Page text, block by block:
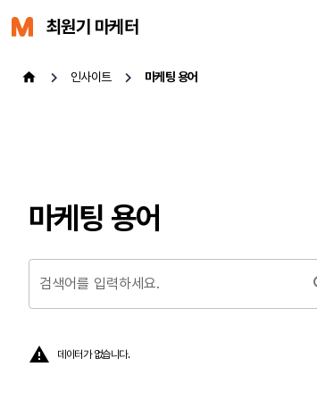
최원기 마케터
인사이트 마케팅 용어
마케팅 용어
검색어를 입력하세요.
데이터가 없습니다.